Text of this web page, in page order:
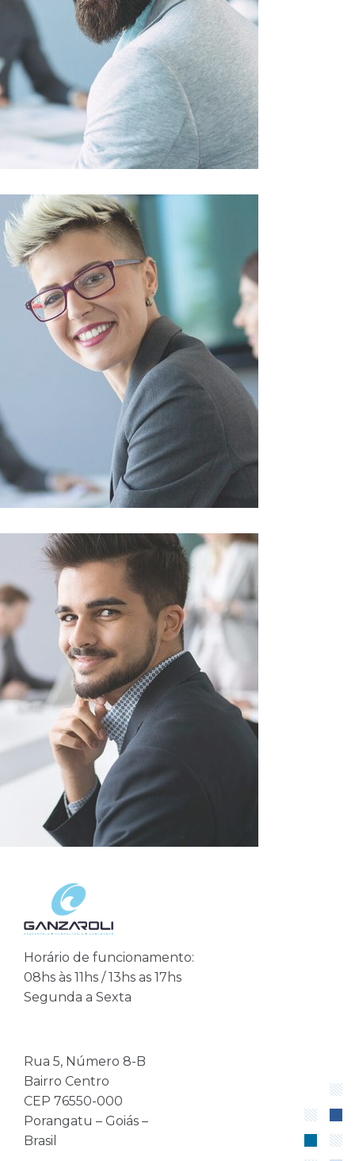
Horário de funcionamento:
08hs às 11hs / 13hs as 17hs
Segunda a Sexta
Rua 5, Número 8-B
Bairro Centro
CEP 76550-000
Porangatu – Goiás –
Brasil